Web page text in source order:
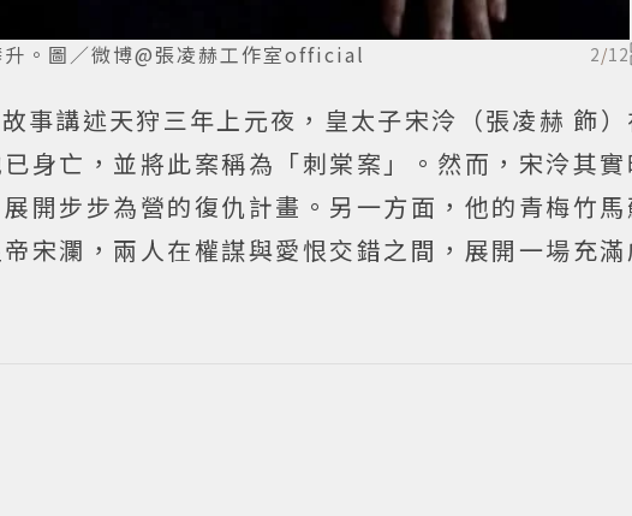
。圖／微博@張凌赫工作室official 2/12
事講述天狩三年上元夜，皇太子宋泠（張凌赫 飾）
身亡，並將此案稱為「刺棠案」。然而，宋泠其實
開步步為營的復仇計畫。另一方面，他的青梅竹馬
宋瀾，兩人在權謀與愛恨交錯之間，展開一場充滿